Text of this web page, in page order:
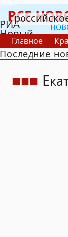
РИА
Новый
День
Главное
В России
В
Последние
Е